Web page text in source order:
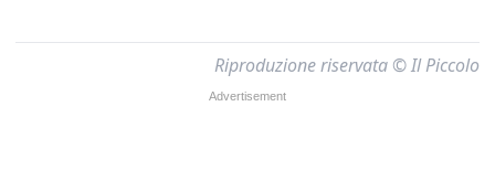
Riproduzione riservata © Il Piccolo